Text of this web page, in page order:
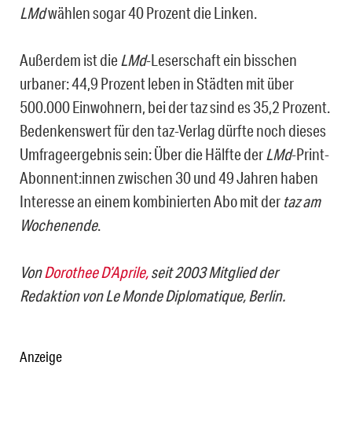
LMdwählen sogar 40 Prozent die Linken.
Außerdem ist dieLMd-Leserschaft ein bisschen
urbaner: 44,9 Prozent leben in Städten mit über
500.000 Einwohnern, bei der taz sind es 35,2 Prozent.
Bedenkenswert für den taz-Verlag dürfte noch dieses
Umfrageergebnis sein: Über die Hälfte derLMd-Print-
Abonnent:innen zwischen 30 und 49 Jahren haben
Interesse an einem kombinierten Abo mit der taz am
Wochenende.
VonDorothee D’Aprile,seit 2003 Mitglied der
Redaktion von Le Monde Diplomatique, Berlin.
Anzeige